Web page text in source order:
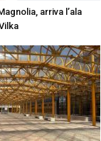
arriva l’ala